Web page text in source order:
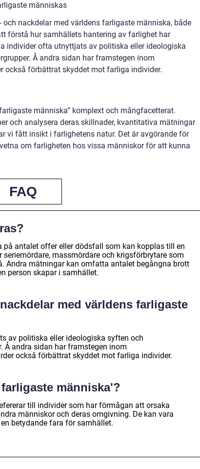
människas
nackdelar med världens farligaste människa, både
förstå hur samhällets hantering av farlighet har
individer ofta utnyttjats av politiska eller ideologiska
Å andra sidan har framstegen inom
också förbättrat skyddet mot farliga individer.
människa” komplext och mångfacetterat.
och analysera deras skillnader, kvantitativa mätningar
vi fått insikt i farlighetens natur. Det är avgörande för
om farligheten hos vissa människor för att kunna
FAQ
antalet offer eller dödsfall som kan kopplas till en
massmördare och krigsförbrytare som
Andra mätningar kan omfatta antalet begångna brott
person skapar i samhället.
med världens farligaste
av politiska eller ideologiska syften och
Å andra sidan har framstegen inom
också förbättrat skyddet mot farliga individer.
människa'?
till individer som har förmågan att orsaka
människor och deras omgivning. De kan vara
betydande fara för samhället.